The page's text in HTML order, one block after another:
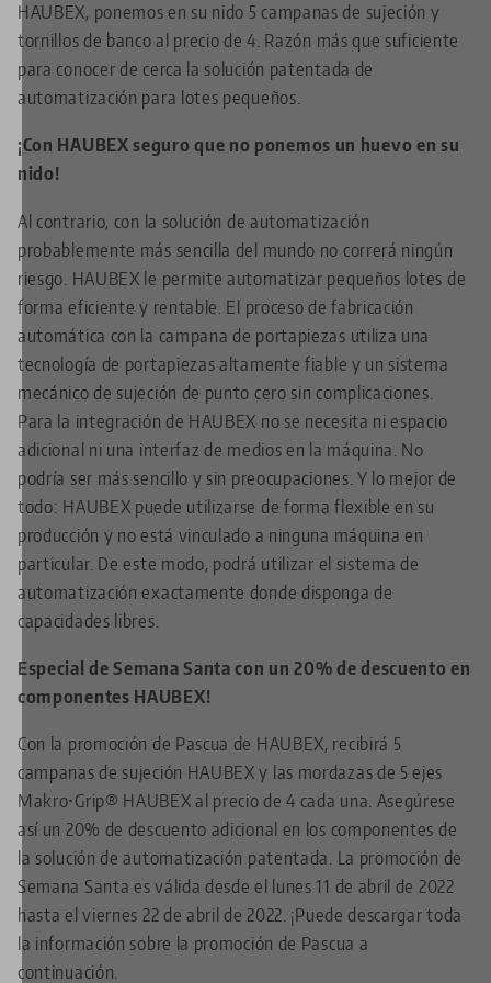
HAUBEX, ponemos en su nido 5 campanas de sujeción y
tornillos de banco al precio de 4. Razón más que suficiente
para conocer de cerca la solución patentada de
automatización para lotes pequeños.
¡Con HAUBEX seguro que no ponemos un huevo en su
nido!
Al contrario, con la solución de automatización
probablemente más sencilla del mundo no correrá ningún
riesgo. HAUBEX le permite automatizar pequeños lotes de
forma eficiente y rentable. El proceso de fabricación
automática con la campana de portapiezas utiliza una
tecnología de portapiezas altamente fiable y un sistema
mecánico de sujeción de punto cero sin complicaciones.
Para la integración de HAUBEX no se necesita ni espacio
adicional ni una interfaz de medios en la máquina. No
podría ser más sencillo y sin preocupaciones. Y lo mejor de
todo: HAUBEX puede utilizarse de forma flexible en su
producción y no está vinculado a ninguna máquina en
particular. De este modo, podrá utilizar el sistema de
automatización exactamente donde disponga de
capacidades libres.
Especial de Semana Santa con un 20% de descuento en
componentes HAUBEX!
Con la promoción de Pascua de HAUBEX, recibirá 5
campanas de sujeción HAUBEX y las mordazas de 5 ejes
Makro•Grip® HAUBEX al precio de 4 cada una. Asegúrese
así un 20% de descuento adicional en los componentes de
la solución de automatización patentada. La promoción de
Semana Santa es válida desde el lunes 11 de abril de 2022
hasta el viernes 22 de abril de 2022. ¡Puede descargar toda
la información sobre la promoción de Pascua a
continuación.